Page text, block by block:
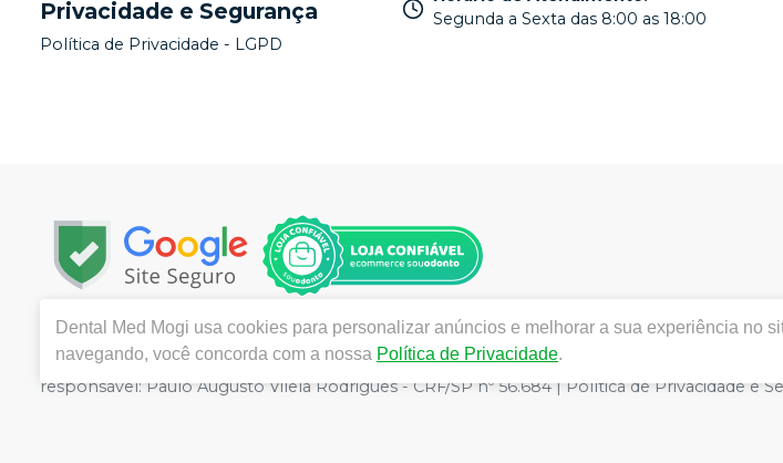
Privacidade e Segurança
Política de Privacidade - LGPD
Segunda a Sexta das 8:00 as 18:00
Copyright © 2025 - Todos os direitos reservados | www.dentalmedmogi.com.br |
Mogi das Cruzes -/SP - CEP : 08780-290 | Autorizações de Funcionamento ANVISA -
responsável: Paulo Augusto Vilela Rodrigues - CRF/SP nº 56.684 | Política de Privacidade
Dental Med Mogi usa cookies para personalizar anúncios e melhorar a sua experiência no
navegando, você concorda com a nossa Política de Privacidade.